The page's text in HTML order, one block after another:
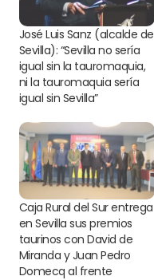
José Luis Sanz (alcalde de
Sevilla): “Sevilla no sería
igual sin la tauromaquia,
ni la tauromaquia sería
igual sin Sevilla”
Caja Rural del Sur entrega
en Sevilla sus premios
taurinos con David de
Miranda y Juan Pedro
Domecq al frente